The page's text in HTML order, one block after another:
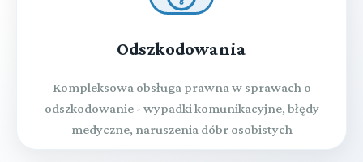
Odszkodowania
Kompleksowa obsługa prawna w sprawach o
odszkodowanie - wypadki komunikacyjne, błędy
medyczne, naruszenia dóbr osobistych